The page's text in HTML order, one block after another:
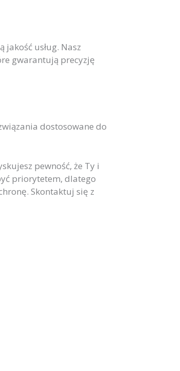
usług. Nasz
gwarantują precyzję
dostosowane do
pewność, że Ty i
priorytetem, dlatego
Skontaktuj się z